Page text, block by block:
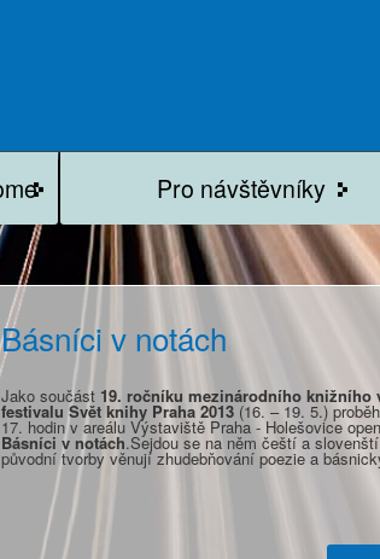
Pro návštěvníky
Básníci v notách
Jako součást 19. ročníku mezinárodního knižního
festivalu Svět knihy Praha 2013 (16. – 19. 5.)
17. hodin v areálu Výstaviště Praha - Holešovice
Básníci v notách.Sejdou se na něm čeští a
původní tvorby věnují zhudebňování poezie a